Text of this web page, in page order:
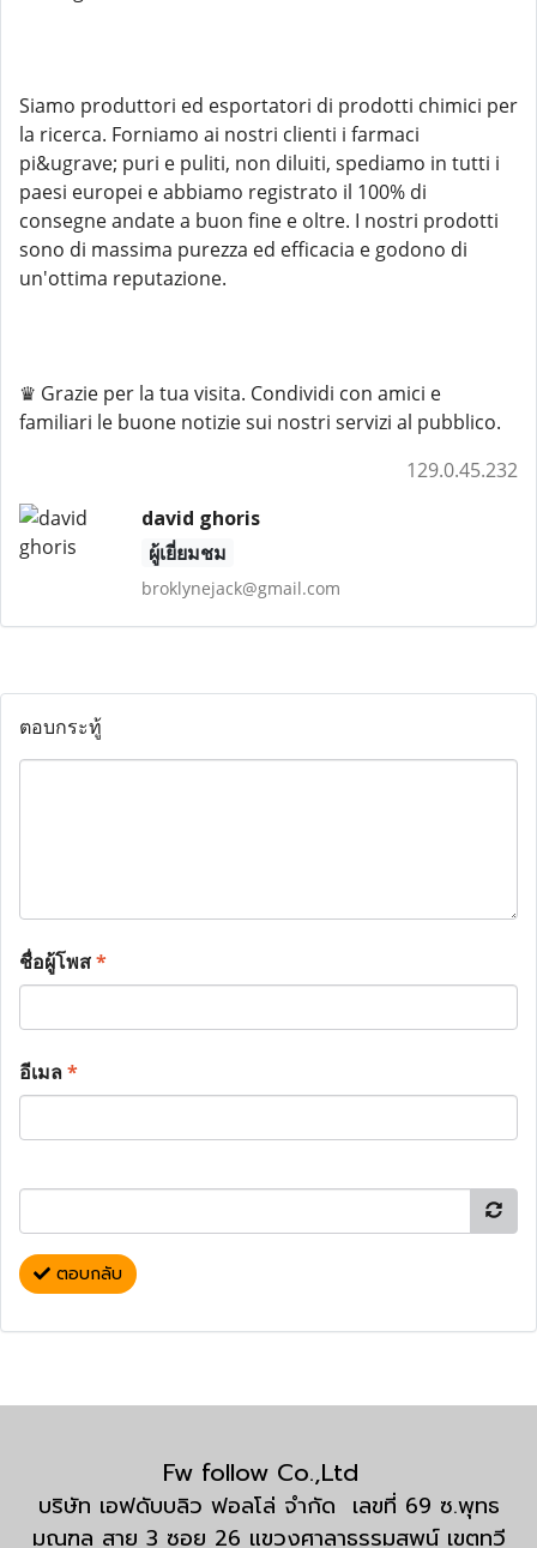
Siamo produttori ed esportatori di prodotti chimici per
la ricerca. Forniamo ai nostri clienti i farmaci
pi&ugrave; puri e puliti, non diluiti, spediamo in tutti i
paesi europei e abbiamo registrato il 100% di
consegne andate a buon fine e oltre. I nostri prodotti
sono di massima purezza ed efficacia e godono di
un'ottima reputazione.
♛ Grazie per la tua visita. Condividi con amici e
familiari le buone notizie sui nostri servizi al pubblico.
129.0.45.232
david ghoris
ผู้เยี่ยมชม
broklynejack@gmail.com
ตอบกระทู้
ชื่อผู้โพส*
อีเมล*
ตอบกลับ
Fw follow Co.,Ltd
บริษัท เอฟดับบลิว ฟอลโล่ จำกัด เลขที่ 69 ซ.พุทธ
มณฑล สาย 3 ซอย 26 แขวงศาลาธรรมสพน์ เขตทวี